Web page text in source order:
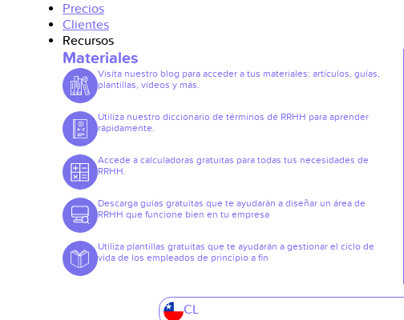
Precios
Clientes
Recursos
Materiales
Visita nuestro blog para acceder a tus materiales: artículos, guías,
plantillas, vídeos y más.
Utiliza nuestro diccionario de términos de RRHH para aprender
rápidamente.
Accede a calculadoras gratuitas para todas tus necesidades de
RRHH.
Descarga guías gratuitas que te ayudarán a diseñar un área de
RRHH que funcione bien en tu empresa
Utiliza plantillas gratuitas que te ayudarán a gestionar el ciclo de
vida de los empleados de principio a fin
CL